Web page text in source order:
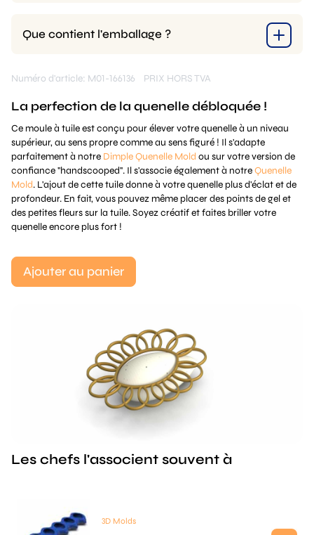
Que contient l'emballage ?
Numéro d'article: M01-166136 PRIX HORS TVA
La perfection de la quenelle débloquée !
Ce moule à tuile est conçu pour élever votre quenelle à un niveau
supérieur, au sens propre comme au sens figuré ! Il s'adapte
parfaitement à notre Dimple Quenelle Mold ou sur votre version de
confiance "handscooped". Il s'associe également à notreQuenelle
Mold. L'ajout de cette tuile donne à votre quenelle plus d'éclat et de
profondeur. En fait, vous pouvez même placer des points de gel et
des petites fleurs sur la tuile. Soyez créatif et faites briller votre
quenelle encore plus fort !
Ajouter au panier
Les chefs l'associent souvent à
3D Molds